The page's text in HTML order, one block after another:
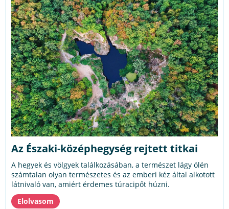
Az Északi-középhegység rejtett titkai
A hegyek és völgyek találkozásában, a természet lágy ölén
számtalan olyan természetes és az emberi kéz által alkotott
látnivaló van, amiért érdemes túracipőt húzni.